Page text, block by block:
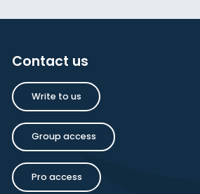
Noble : une amitié anglaise
Contact us
Write to us
Group access
Pro access